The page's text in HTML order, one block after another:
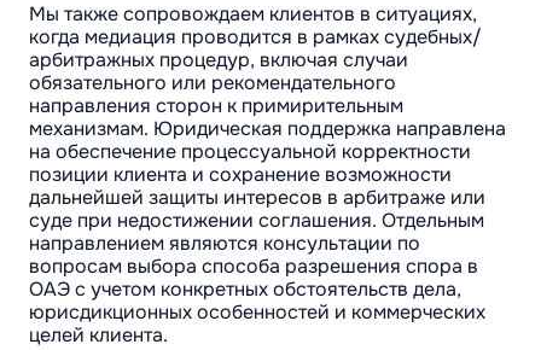
Мы также сопровождаем клиентов в ситуациях,
когда медиация проводится в рамках судебных/
арбитражных процедур, включая случаи
обязательного или рекомендательного
направления сторон к примирительным
механизмам. Юридическая поддержка направлена
на обеспечение процессуальной корректности
позиции клиента и сохранение возможности
дальнейшей защиты интересов в арбитраже или
суде при недостижении соглашения. Отдельным
направлением являются консультации по
вопросам выбора способа разрешения спора в
ОАЭ с учетом конкретных обстоятельств дела,
юрисдикционных особенностей и коммерческих
целей клиента.